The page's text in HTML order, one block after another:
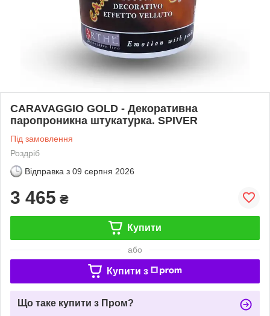
CARAVAGGIO GOLD - Декоративна
паропроникна штукатурка. SPIVER
Під замовлення
Роздріб
Відправка з 09 серпня 2026
3 465 ₴
Купити
або
Купити з
Що таке купити з Пром?